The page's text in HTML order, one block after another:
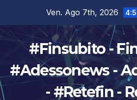
contenuto
Ven. Ago 7th, 2026
#Finsubito -
#Adessonews -
- #Retefin -